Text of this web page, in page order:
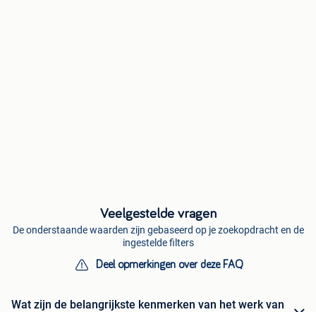
Veelgestelde vragen
De onderstaande waarden zijn gebaseerd op je zoekopdracht en de
ingestelde filters
Deel opmerkingen over deze FAQ
Wat zijn de belangrijkste kenmerken van het werk van